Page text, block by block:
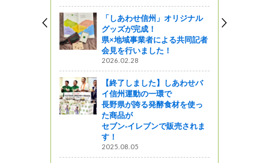
「しあわせ信州」オリジナル
グッズが完成！
県×地域事業者による共同記者
会見を行いました！
2026.02.28
【終了しました】しあわせバ
イ信州運動の一環で
長野県が誇る発酵食材を使っ
た商品が
セブン‐イレブンで販売されま
す！
2025.08.05